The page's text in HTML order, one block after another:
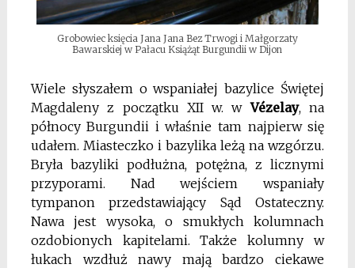
Grobowiec księcia Jana Jana Bez Trwogi i Małgorzaty
Bawarskiej w Pałacu Książąt Burgundii w Dijon
Wiele słyszałem o wspaniałej bazylice Świętej
Magdaleny z początku XII w. wVézelay, na
północy Burgundii i właśnie tam najpierw się
udałem. Miasteczko i bazylika leżą na wzgórzu.
Bryła bazyliki podłużna, potężna, z licznymi
przyporami. Nad wejściem wspaniały
tympanon przedstawiający Sąd Ostateczny.
Nawa jest wysoka, o smukłych kolumnach
ozdobionych kapitelami. Także kolumny w
łukach wzdłuż nawy mają bardzo ciekawe